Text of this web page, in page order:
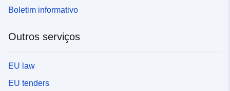
Boletim informativo
Outros serviços
EU law
EU tenders